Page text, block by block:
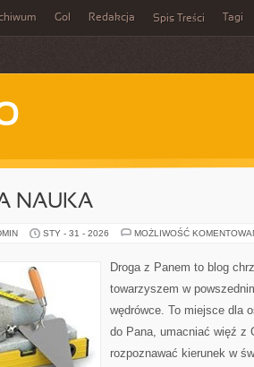
Gol Redakcja Spis Treści Tagi
NAUKA
STY - 31 - 2026 MOŻLIWOŚĆ
Droga z Panem to blog
towarzyszem w
wędrówce. To miejsce dla
do Pana, umacniać więź z
rozpoznawać kierunek w